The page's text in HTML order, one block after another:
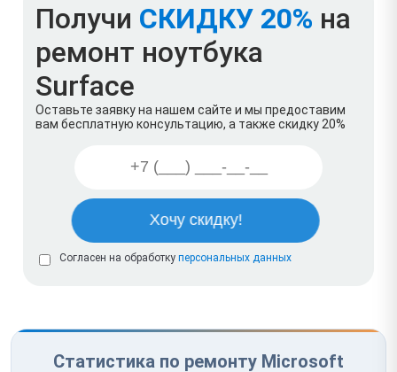
Получи СКИДКУ 20% на
ремонт ноутбука
Surface
Оставьте заявку на нашем сайте и мы предоставим
вам бесплатную консультацию, а также скидку 20%
Согласен на обработку персональных данных
Статистика по ремонту Microsoft